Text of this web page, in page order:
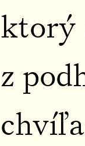
ktorý
z